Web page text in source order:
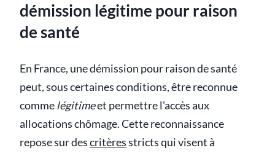
démission légitime pour raison
de santé
En France, une démission pour raison de santé
peut, sous certaines conditions, être reconnue
commelégitimeet permettre l'accès aux
allocations chômage. Cette reconnaissance
repose sur descritèresstricts qui visent à